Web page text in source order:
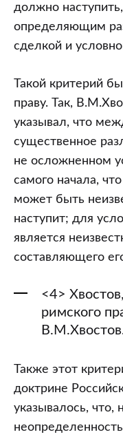
должно
определяющим
сделкой и
Такой критерий
праву. Так,
указывал, что
существенное
не осложненном
самого начала,
может быть
наступит; для
является
составляющего
<4>
римского
Также этот
доктрине
указывалось, что,